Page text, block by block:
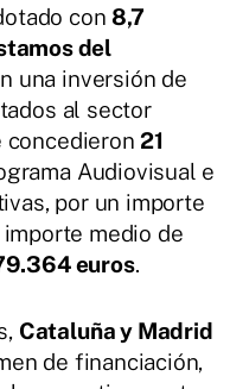
con8,7
del
una inversión de
al sector
concedieron21
Audiovisual e
por un importe
importe medio de
euros.
Cataluña y Madrid
de financiación,